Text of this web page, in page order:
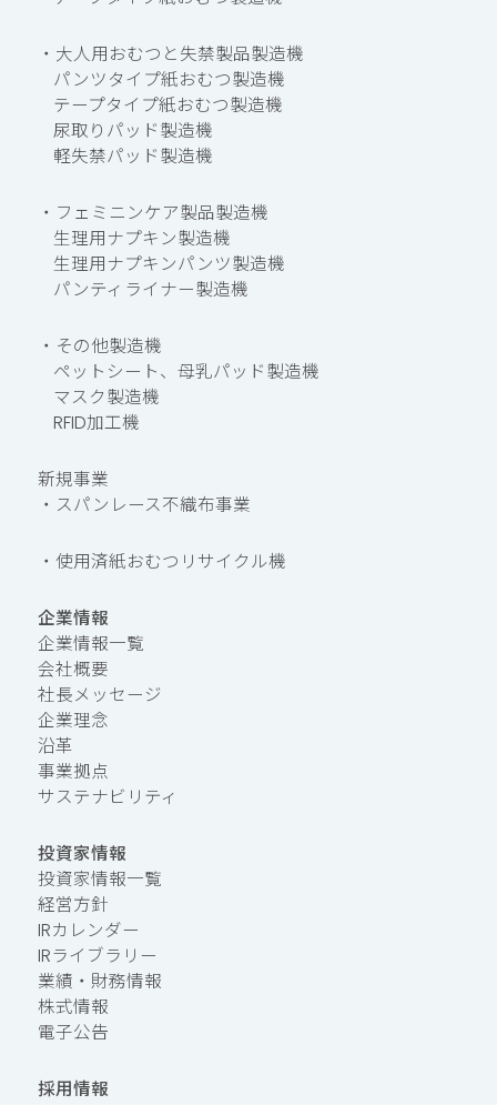
・大人用おむつと失禁製品製造機
パンツタイプ紙おむつ製造機
テープタイプ紙おむつ製造機
尿取りパッド製造機
軽失禁パッド製造機
・フェミニンケア製品製造機
生理用ナプキン製造機
生理用ナプキンパンツ製造機
パンティライナー製造機
・その他製造機
ペットシート、母乳パッド製造機
マスク製造機
RFID加工機
新規事業
・スパンレース不織布事業
・使用済紙おむつリサイクル機
企業情報
企業情報一覧
会社概要
社長メッセージ
企業理念
沿革
事業拠点
サステナビリティ
投資家情報
投資家情報一覧
経営方針
IRカレンダー
IRライブラリー
業績・財務情報
株式情報
電子公告
採用情報